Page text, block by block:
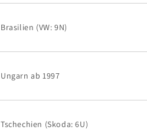
Brasilien (VW: 9N)
Ungarn ab 1997
Tschechien (Skoda: 6U)